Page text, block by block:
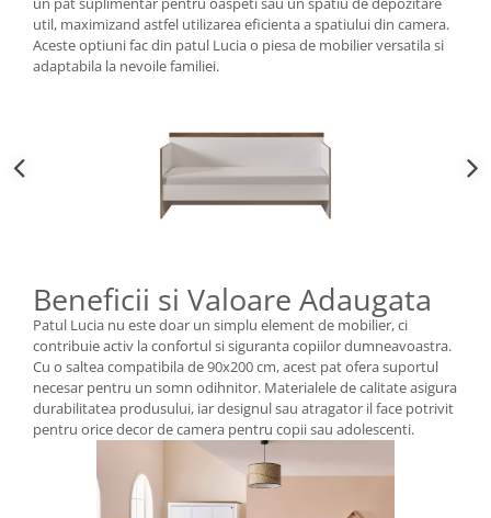
util, maximizand astfel utilizarea eficienta a spatiului din camera.
Aceste optiuni fac din patul Lucia o piesa de mobilier versatila si
adaptabila la nevoile familiei.
Beneficii si Valoare Adaugata
Patul Lucia nu este doar un simplu element de mobilier, ci
contribuie activ la confortul si siguranta copiilor dumneavoastra.
Cu o saltea compatibila de 90x200 cm, acest pat ofera suportul
necesar pentru un somn odihnitor. Materialele de calitate asigura
durabilitatea produsului, iar designul sau atragator il face potrivit
pentru orice decor de camera pentru copii sau adolescenti.